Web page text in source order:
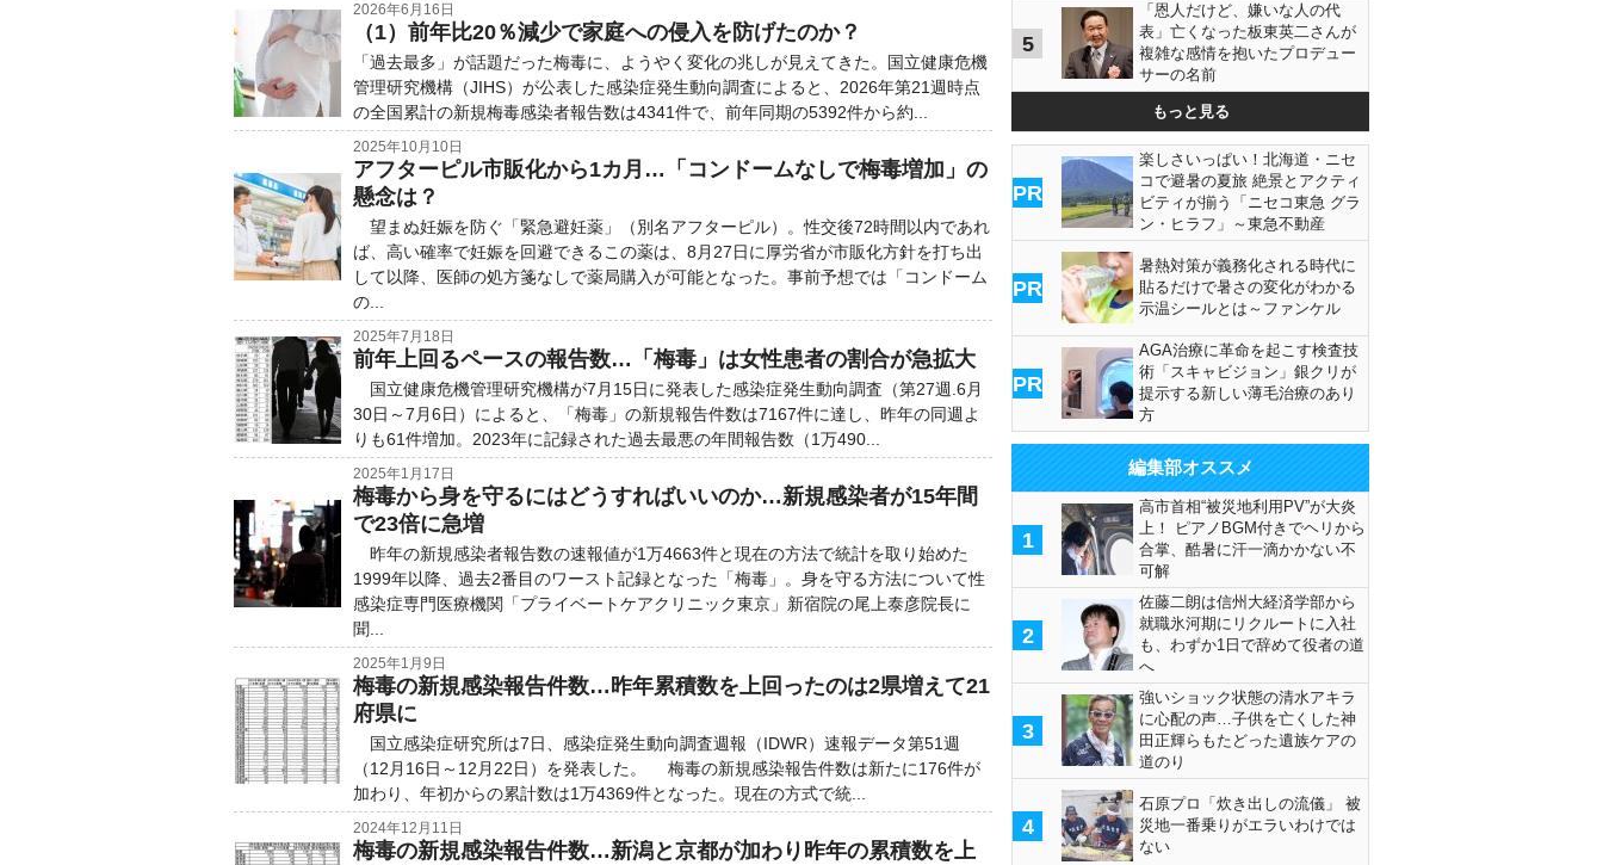
2026年6月16日
（1）前年比20％減少で家庭への侵入を防げたのか？
「過去最多」が話題だった梅毒に、ようやく変化の兆しが見えてきた。国立健康危機
管理研究機構（JIHS）が公表した感染症発生動向調査によると、2026年第21週時点
の全国累計の新規梅毒感染者報告数は4341件で、前年同期の5392件から約...
2025年10月10日
アフターピル市販化から1カ月…「コンドームなしで梅毒増加」の
懸念は？
望まぬ妊娠を防ぐ「緊急避妊薬」（別名アフターピル）。性交後72時間以内であれ
ば、高い確率で妊娠を回避できるこの薬は、8月27日に厚労省が市販化方針を打ち出
して以降、医師の処方箋なしで薬局購入が可能となった。事前予想では「コンドーム
の...
2025年7月18日
前年上回るペースの報告数…「梅毒」は女性患者の割合が急拡大
国立健康危機管理研究機構が7月15日に発表した感染症発生動向調査（第27週.6月
30日～7月6日）によると、「梅毒」の新規報告件数は7167件に達し、昨年の同週よ
りも61件増加。2023年に記録された過去最悪の年間報告数（1万490...
2025年1月17日
梅毒から身を守るにはどうすればいいのか…新規感染者が15年間
で23倍に急増
昨年の新規感染者報告数の速報値が1万4663件と現在の方法で統計を取り始めた
1999年以降、過去2番目のワースト記録となった「梅毒」。身を守る方法について性
感染症専門医療機関「プライベートケアクリニック東京」新宿院の尾上泰彦院長に
聞...
2025年1月9日
梅毒の新規感染報告件数…昨年累積数を上回ったのは2県増えて21
府県に
国立感染症研究所は7日、感染症発生動向調査週報（IDWR）速報データ第51週
（12月16日～12月22日）を発表した。 梅毒の新規感染報告件数は新たに176件が
加わり、年初からの累計数は1万4369件となった。現在の方式で統...
2024年12月11日
梅毒の新規感染報告件数…新潟と京都が加わり昨年の累積数を上
5
「恩人だけど、嫌いな人の代
表」亡くなった板東英二さんが
複雑な感情を抱いたプロデュー
サーの名前
もっと見る
PR
楽しさいっぱい！北海道・ニセ
コで避暑の夏旅 絶景とアクティ
ビティが揃う「ニセコ東急 グラ
ン・ヒラフ」～東急不動産
PR
暑熱対策が義務化される時代に
貼るだけで暑さの変化がわかる
示温シールとは～ファンケル
PR
AGA治療に革命を起こす検査技
術「スキャビジョン」銀クリが
提示する新しい薄毛治療のあり
方
編集部オススメ
1
高市首相“被災地利用PV”が大炎
上！ ピアノBGM付きでヘリから
合掌、酷暑に汗一滴かかない不
可解
2
佐藤二朗は信州大経済学部から
就職氷河期にリクルートに入社
も、わずか1日で辞めて役者の道
へ
3
強いショック状態の清水アキラ
に心配の声…子供を亡くした神
田正輝らもたどった遺族ケアの
道のり
4
石原プロ「炊き出しの流儀」 被
災地一番乗りがエラいわけでは
ない